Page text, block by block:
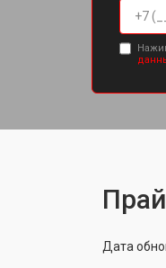
Дата